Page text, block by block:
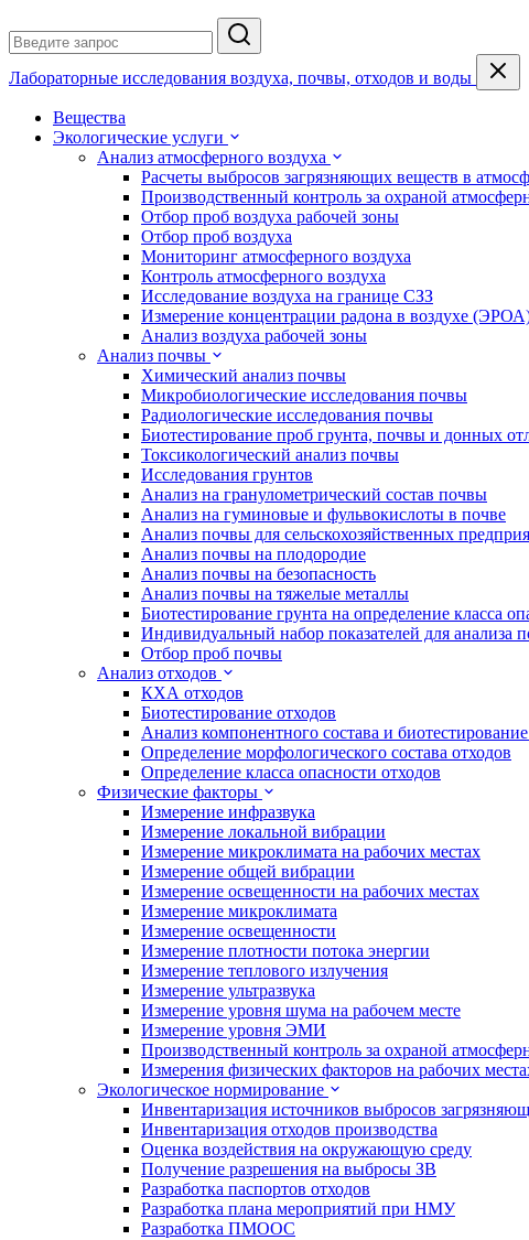
Лабораторные исследования воздуха, почвы, отходов и воды
Вещества
Экологические услуги
Анализ атмосферного воздуха
Расчеты выбросов загрязняющих веществ в
Производственный контроль за охраной
Отбор проб воздуха рабочей зоны
Отбор проб воздуха
Мониторинг атмосферного воздуха
Контроль атмосферного воздуха
Исследование воздуха на границе СЗЗ
Измерение концентрации радона в воздухе
Анализ воздуха рабочей зоны
Анализ почвы
Химический анализ почвы
Микробиологические исследования почвы
Радиологические исследования почвы
Биотестирование проб грунта, почвы и донных
Токсикологический анализ почвы
Исследования грунтов
Анализ на гранулометрический состав почвы
Анализ на гуминовые и фульвокислоты в почве
Анализ почвы для сельскохозяйственных
Анализ почвы на плодородие
Анализ почвы на безопасность
Анализ почвы на тяжелые металлы
Биотестирование грунта на определение класса
Индивидуальный набор показателей для анализа
Отбор проб почвы
Анализ отходов
КХА отходов
Биотестирование отходов
Анализ компонентного состава и
Определение морфологического состава отходов
Определение класса опасности отходов
Физические факторы
Измерение инфразвука
Измерение локальной вибрации
Измерение микроклимата на рабочих местах
Измерение общей вибрации
Измерение освещенности на рабочих местах
Измерение микроклимата
Измерение освещенности
Измерение плотности потока энергии
Измерение теплового излучения
Измерение ультразвука
Измерение уровня шума на рабочем месте
Измерение уровня ЭМИ
Производственный контроль за охраной
Измерения физических факторов на рабочих
Экологическое нормирование
Инвентаризация источников выбросов
Инвентаризация отходов производства
Оценка воздействия на окружающую среду
Получение разрешения на выбросы ЗВ
Разработка паспортов отходов
Разработка плана мероприятий при НМУ
Разработка ПМООС